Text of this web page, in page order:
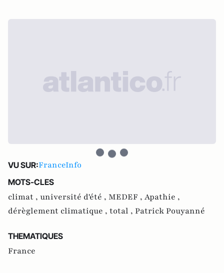
VU SUR:FranceInfo
MOTS-CLES
climat , université d'été , MEDEF , Apathie ,
dérèglement climatique , total , Patrick Pouyanné
THEMATIQUES
France